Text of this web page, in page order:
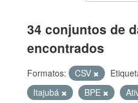
34 conjuntos de
encontrados
Formatos: CSV
Itajubá
BPE